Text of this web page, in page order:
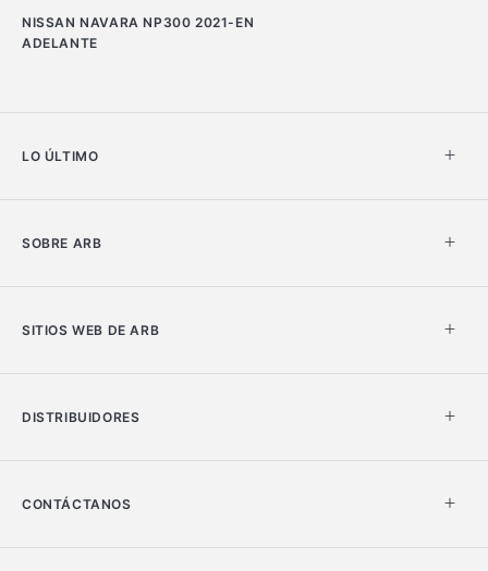
NISSAN NAVARA NP300 2021-EN
ADELANTE
LO ÚLTIMO
SOBRE ARB
SITIOS WEB DE ARB
DISTRIBUIDORES
CONTÁCTANOS